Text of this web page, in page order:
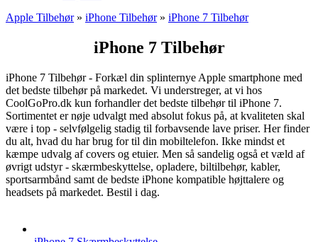
Apple Tilbehør» iPhone Tilbehør» iPhone 7 Tilbehør
iPhone 7 Tilbehør
iPhone 7 Tilbehør - Forkæl din splinternye Apple smartphone med
det bedste tilbehør på markedet. Vi understreger, at vi hos
CoolGoPro.dk kun forhandler det bedste tilbehør til iPhone 7.
Sortimentet er nøje udvalgt med absolut fokus på, at kvaliteten skal
være i top - selvfølgelig stadig til forbavsende lave priser. Her finder
du alt, hvad du har brug for til din mobiltelefon. Ikke mindst et
kæmpe udvalg af covers og etuier. Men så sandelig også et væld af
øvrigt udstyr - skærmbeskyttelse, opladere, biltilbehør, kabler,
sportsarmbånd samt de bedste iPhone kompatible højttalere og
headsets på markedet. Bestil i dag.